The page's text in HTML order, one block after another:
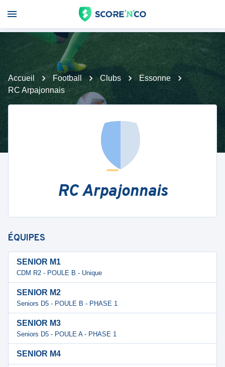
Accueil Football Clubs
Essonne
RC Arpajonnais
RC Arpajonnais
ÉQUIPES
SENIOR M1
CDM R2 - POULE B - Unique
SENIOR M2
Seniors D5 - POULE B - PHASE 1
SENIOR M3
Seniors D5 - POULE A - PHASE 1
SENIOR M4